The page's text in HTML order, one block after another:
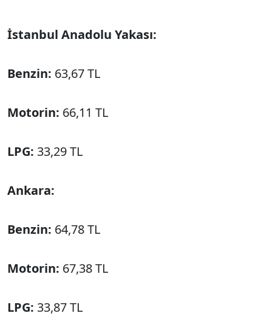
İstanbul Anadolu Yakası:
Benzin: 63,67 TL
Motorin: 66,11 TL
LPG: 33,29 TL
Ankara:
Benzin: 64,78 TL
Motorin: 67,38 TL
LPG: 33,87 TL